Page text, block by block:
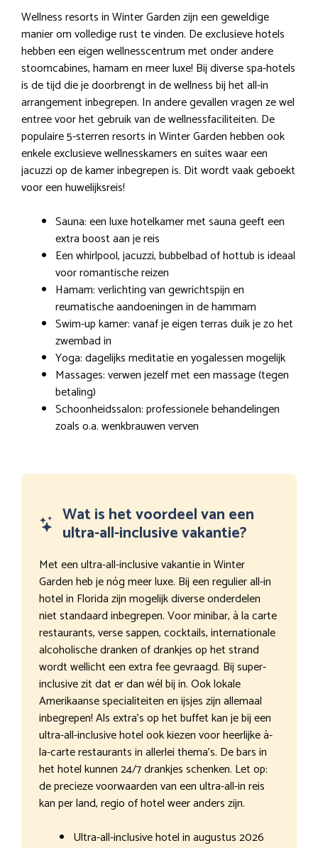
Wellness resorts in Winter Garden zijn een geweldige
manier om volledige rust te vinden. De exclusieve hotels
hebben een eigen wellnesscentrum met onder andere
stoomcabines, hamam en meer luxe! Bij diverse spa-hotels
is de tijd die je doorbrengt in de wellness bij het all-in
arrangement inbegrepen. In andere gevallen vragen ze wel
entree voor het gebruik van de wellnessfaciliteiten. De
populaire 5-sterren resorts in Winter Garden hebben ook
enkele exclusieve wellnesskamers en suites waar een
jacuzzi op de kamer inbegrepen is. Dit wordt vaak geboekt
voor een huwelijksreis!
Sauna: een luxe hotelkamer met sauna geeft een
extra boost aan je reis
Een whirlpool, jacuzzi, bubbelbad of hottub is ideaal
voor romantische reizen
Hamam: verlichting van gewrichtspijn en
reumatische aandoeningen in de hammam
Swim-up kamer: vanaf je eigen terras duik je zo het
zwembad in
Yoga: dagelijks meditatie en yogalessen mogelijk
Massages: verwen jezelf met een massage (tegen
betaling)
Schoonheidssalon: professionele behandelingen
zoals o.a. wenkbrauwen verven
Wat is het voordeel van een
ultra-all-inclusive vakantie?
Met een ultra-all-inclusive vakantie in Winter
Garden heb je nóg meer luxe. Bij een regulier all-in
hotel in Florida zijn mogelijk diverse onderdelen
niet standaard inbegrepen. Voor minibar, à la carte
restaurants, verse sappen, cocktails, internationale
alcoholische dranken of drankjes op het strand
wordt wellicht een extra fee gevraagd. Bij super-
inclusive zit dat er dan wél bij in. Ook lokale
Amerikaanse specialiteiten en ijsjes zijn allemaal
inbegrepen! Als extra’s op het buffet kan je bij een
ultra-all-inclusive hotel ook kiezen voor heerlijke à-
la-carte restaurants in allerlei thema’s. De bars in
het hotel kunnen 24/7 drankjes schenken. Let op:
de precieze voorwaarden van een ultra-all-in reis
kan per land, regio of hotel weer anders zijn.
Ultra-all-inclusive hotel in augustus 2026